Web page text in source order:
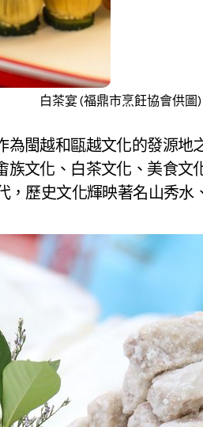
白茶宴 (福鼎市烹飪協會供圖)
閩越和甌越文化的發源地
族文化、白茶文化、美食文
，歷史文化輝映著名山秀水